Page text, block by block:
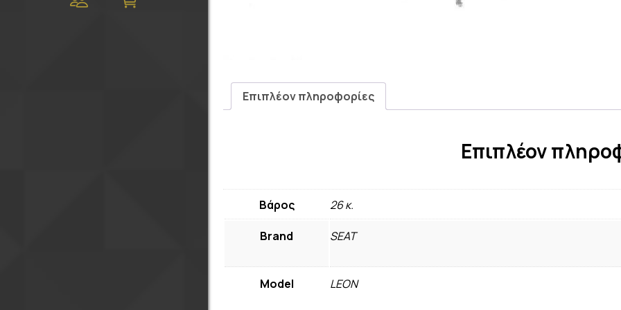
Επιπλέον πληροφορίες
Επιπλέον
Βάρος 26 κ.
Brand SEAT
Model LEON